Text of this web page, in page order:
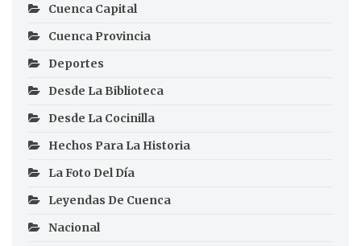
Cuenca Capital
Cuenca Provincia
Deportes
Desde La Biblioteca
Desde La Cocinilla
Hechos Para La Historia
La Foto Del Día
Leyendas De Cuenca
Nacional